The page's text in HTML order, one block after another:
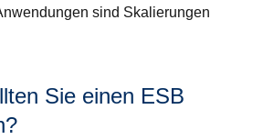
sind Skalierungen
Sie einen ESB